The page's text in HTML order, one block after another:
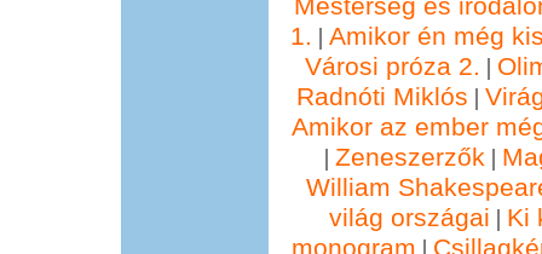
Mesterség és
1. | Amikor én még
Városi próza 2. |
Radnóti Miklós |
Amikor az ember
| Zeneszerzők |
William
világ országai | Ki
monogram |